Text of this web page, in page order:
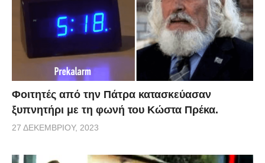
Φοιτητές από την Πάτρα κατασκεύασαν
ξυπνητήρι με τη φωνή του Κώστα Πρέκα.
27 ΔΕΚΕΜΒΡΊΟΥ, 2023